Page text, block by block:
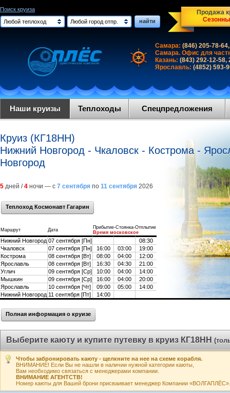
Поиск круиза
Любой теплоход
Любой город отпр. найти
Продажа
Самара: (846) 205-78-
Самара. Офис для
Казань: (843) 292-12-58,
Ярославль: (4852) 593-
Наши круизы Теплоходы Спецпредложения
Круиз (КГ18НН)
Нижний Новгород - Чкаловск - Кострома -
Новгород
5 дней /4 ночи — с 7 сентября по 11 сентября 2026
Теплоход Космонавт Гагарин
Маршрут Дата
Прибытие-Стоянка-Отплытие
Время московское
Нижний Новгород 07 сентября [Пн]
08:30
Чкаловск
07 сентября [Пн] 16:00 03:00
19:00
Кострома
08 сентября [Вт] 08:00 04:00
12:00
Ярославль
08 сентября [Вт] 16:30 04:30
21:00
Углич
09 сентября [Ср] 10:00 04:00
14:00
Мышкин
09 сентября [Ср] 16:00 04:00
20:00
Ярославль
10 сентября [Чт] 09:00 05:00
14:00
Нижний Новгород 11 сентября [Пт] 14:00
Полная информация о круизе
Выберите каюту и купите путевку в круиз КГ18НН
Чтобы забронировать каюту - щелкните на нее на схеме корабля.
ВНИМАНИЕ! Если Вы не нашли в наличии нужной категории каюты,
Вам необходимо связаться с менеджерами компании.
ВНИМАНИЕ АГЕНТСТВ!
Номер каюты для Вашей брони присваивает менеджер Компании «ВОЛГАПЛЁС».